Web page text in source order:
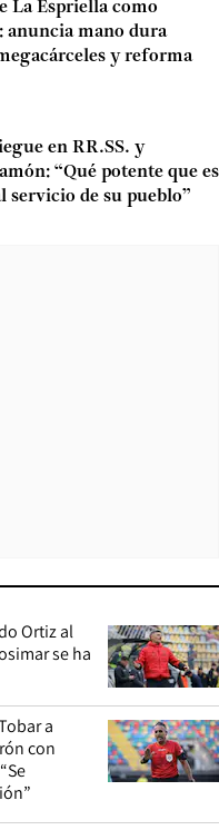
La Espriella como
anuncia mano dura
y reforma
en RR.SS. y
“Qué potente que es
servicio de su pueblo”
Ortiz al
se ha
a
con